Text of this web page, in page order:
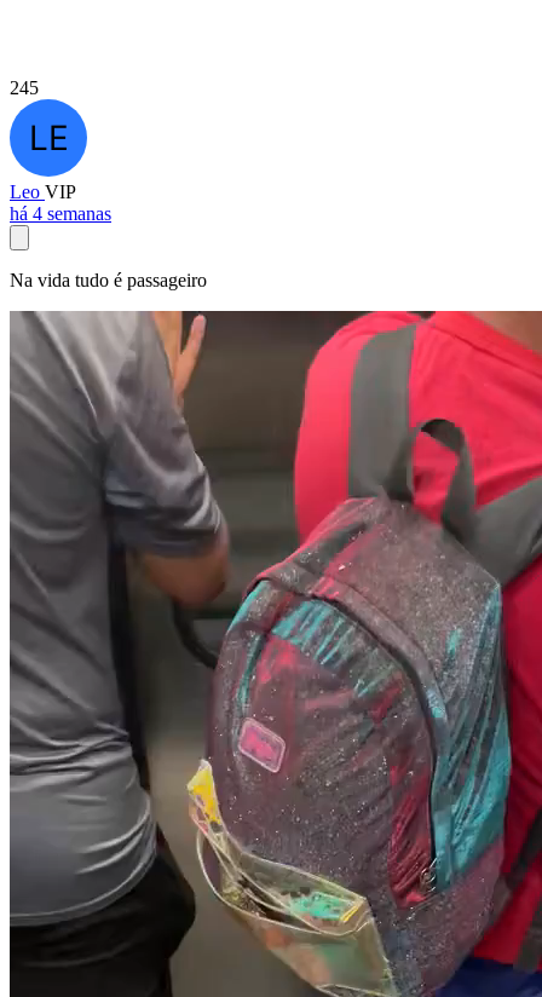
245
Leo VIP
há 4 semanas
Na vida tudo é passageiro